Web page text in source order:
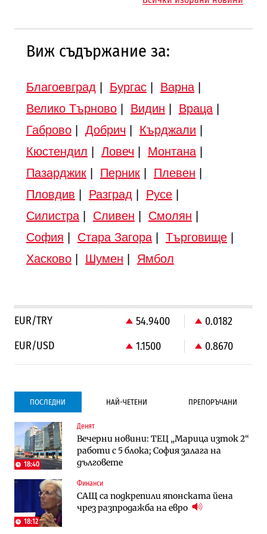
Виж съдържание за:
Благоевград Бургас| Варна|
Велико Търново| Видин Враца|
Габрово| Добрич Кърджали
Кюстендил
Ловеч Монтана|
Пазарджик| Перник| Плевен
Пловдив
Разград Русе|
Силистра| Сливен Смолян
София
Стара Загора| Търговище|
Хасково| Шумен Ямбол
EUR/TRY 54.9400
0.0182
EUR/USD
1.1500 0.8670
ПОСЛЕДНИ НАЙ-ЧЕТЕНИ ПРЕПОРЪЧАНИ
18:40
Денят
Вечерни новини: ТЕЦ „Марица изток 2“
работи с 5 блока; София залага на
дълговете
18:12
Финанси
САЩ са подкрепили японската йена
чрез разпродажба на евро
Градоустройство
Столична община избра изпълнител за
преместването на трамвайното
трасе по бул. „Скобелев“
Компании
Vivacom предлага над 150 устройства с
90% отстъпка през август
Компании
Vivacom предлага над 150 устройства с
90% отстъпка през август
To:know
Последни дни с обозначаване на цените
в лева: Какво предстои?